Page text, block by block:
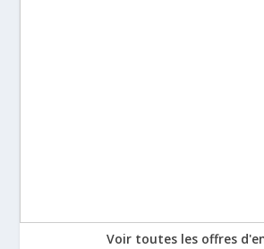
Voir toutes les offres